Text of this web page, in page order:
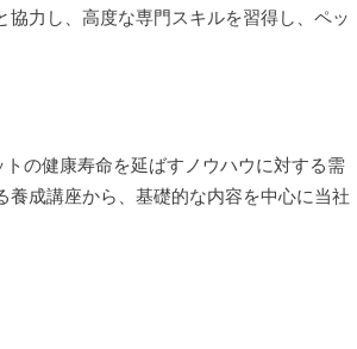
力し、高度な専門スキルを習得し、ペッ
の健康寿命を延ばすノウハウに対する需
成講座から、基礎的な内容を中心に当社